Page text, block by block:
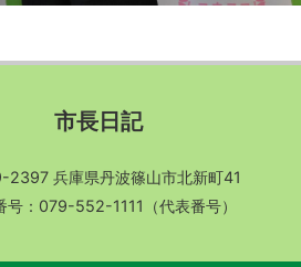
市長日記
2397 兵庫県丹波篠山市北新町41
号：079-552-1111（代表番号）